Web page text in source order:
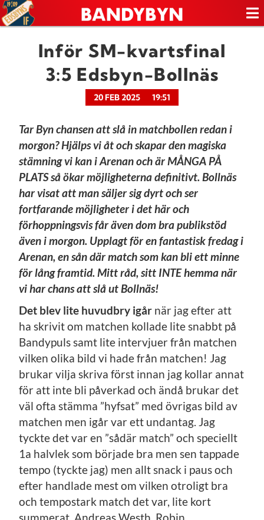
Inför SM-kvartsfinal
3:5 Edsbyn-Bollnäs
20 FEB 2025 19:51
Tar Byn chansen att slå in matchbollen redan i
morgon? Hjälps vi åt och skapar den magiska
stämning vi kan i Arenan och är MÅNGA PÅ
PLATS så ökar möjligheterna definitivt. Bollnäs
har visat att man säljer sig dyrt och ser
fortfarande möjligheter i det här och
förhoppningsvis får även dom bra publikstöd
även i morgon. Upplagt för en fantastisk fredag i
Arenan, en sån där match som kan bli ett minne
för lång framtid. Mitt råd, sitt INTE hemma när
vi har chans att slå ut Bollnäs!
Det blev lite huvudbry igår när jag efter att
ha skrivit om matchen kollade lite snabbt på
Bandypuls samt lite intervjuer från matchen
vilken olika bild vi hade från matchen! Jag
brukar vilja skriva först innan jag kollar annat
för att inte bli påverkad och ändå brukar det
väl ofta stämma ”hyfsat” med övrigas bild av
matchen men igår var ett undantag. Jag
tyckte det var en ”sådär match” och speciellt
1a halvlek som började bra men sen tappade
tempo (tyckte jag) men allt snack i paus och
efter handlade mest om vilken otroligt bra
och tempostark match det var, lite kort